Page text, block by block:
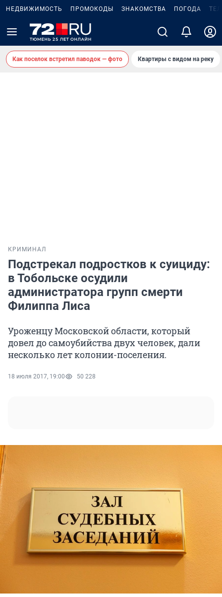
НЕДВИЖИМОСТЬ ПРОМОКОДЫ ЗНАКОМСТВА ПОГОДА
Как поселок встретил паводок — фото Квартиры с видом на реку
КРИМИНАЛ
Подстрекал подростков к суициду:
в Тобольске осудили
администратора групп смерти
Филиппа Лиса
Уроженцу Московской области, который
довел до самоубийства двух человек, дали
несколько лет колонии-поселения.
18 июля 2017, 19:00 50 228